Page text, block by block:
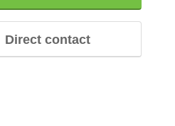
Direct contact